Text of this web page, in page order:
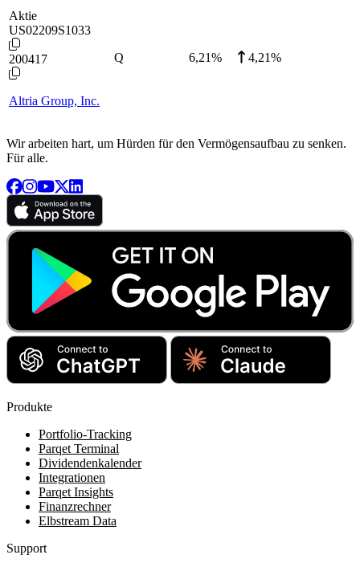
Aktie
US02209S1033
200417
Altria Group, Inc.
Q 6,21% 4,21%
Wir arbeiten hart, um Hürden für den Vermögensaufbau zu senken.
Für alle.
Produkte
Portfolio-Tracking
Parqet Terminal
Dividendenkalender
Integrationen
Parqet Insights
Finanzrechner
Elbstream Data
Support